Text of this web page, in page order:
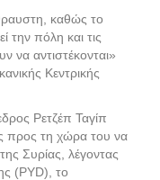
καθώς το
την πόλη και τις
να αντιστέκονται»
Κεντρικής
Ρετζέπ Ταγίπ
προς τη χώρα του να
Συρίας, λέγοντας
(PYD), το